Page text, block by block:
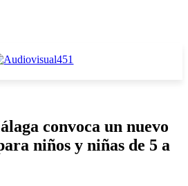
convoca un nuevo
niños y niñas de 5 a